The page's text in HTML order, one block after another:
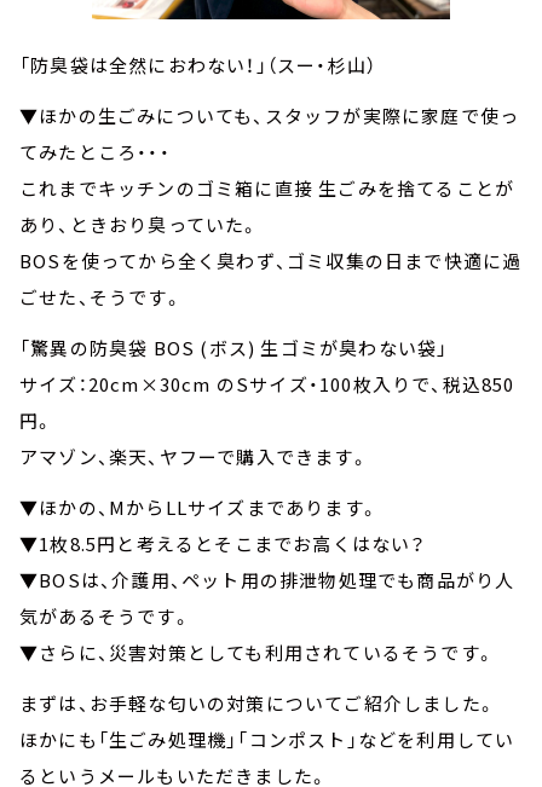
「防臭袋は全然におわない！」（スー・杉山）
▼ほかの生ごみについても、スタッフが実際に家庭で使っ
てみたところ・・・
これまでキッチンのゴミ箱に直接 生ごみを捨てることが
あり、ときおり臭っていた。
BOSを使ってから全く臭わず、ゴミ収集の日まで快適に過
ごせた、そうです。
「驚異の防臭袋 BOS (ボス) 生ゴミが臭わない袋」
サイズ：20cm×30cm のSサイズ・100枚入りで、税込850
円。
アマゾン、楽天、ヤフーで購入できます。
▼ほかの、MからLLサイズまであります。
▼1枚8.5円と考えるとそこまでお高くはない？
▼BOSは、介護用、ペット用の排泄物処理でも商品がり人
気があるそうです。
▼さらに、災害対策としても利用されているそうです。
まずは、お手軽な匂いの対策についてご紹介しました。
ほかにも「生ごみ処理機」「コンポスト」などを利用してい
るというメールもいただきました。